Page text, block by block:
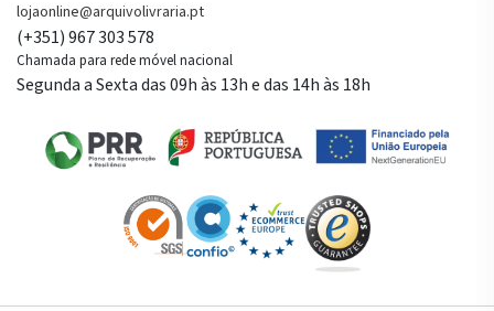
lojaonline@arquivolivraria.pt
(+351) 967 303 578
Chamada para rede móvel nacional
Segunda a Sexta das 09h às 13h e das 14h às 18h